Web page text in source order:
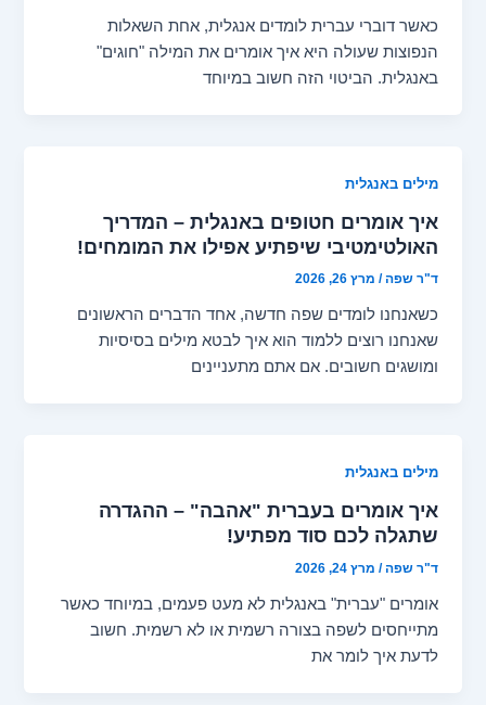
כאשר דוברי עברית לומדים אנגלית, אחת השאלות
הנפוצות שעולה היא איך אומרים את המילה "חוגים"
באנגלית. הביטוי הזה חשוב במיוחד
מילים באנגלית
איך אומרים חטופים באנגלית – המדריך
האולטימטיבי שיפתיע אפילו את המומחים!
ד"ר שפה/ מרץ 26, 2026
כשאנחנו לומדים שפה חדשה, אחד הדברים הראשונים
שאנחנו רוצים ללמוד הוא איך לבטא מילים בסיסיות
ומושגים חשובים. אם אתם מתעניינים
מילים באנגלית
איך אומרים בעברית "אהבה" – ההגדרה
שתגלה לכם סוד מפתיע!
ד"ר שפה/ מרץ 24, 2026
אומרים "עברית" באנגלית לא מעט פעמים, במיוחד כאשר
מתייחסים לשפה בצורה רשמית או לא רשמית. חשוב
לדעת איך לומר את